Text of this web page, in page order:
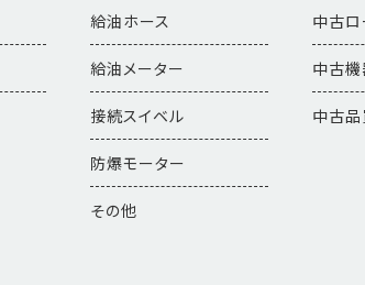
給油ホース
給油メーター
接続スイベル
防爆モーター
その他
中古ロ
中古機
中古品